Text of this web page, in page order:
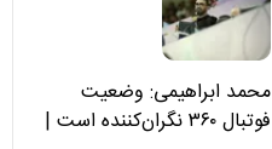
علی(ع)» را جدی‌تر ببینند
محمد ابراهیمی: وضعیت
فوتبال ۳۶۰ نگران‌کننده است |